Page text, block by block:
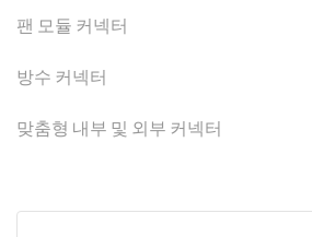
팬 모듈 커넥터
방수 커넥터
맞춤형 내부 및 외부 커넥터